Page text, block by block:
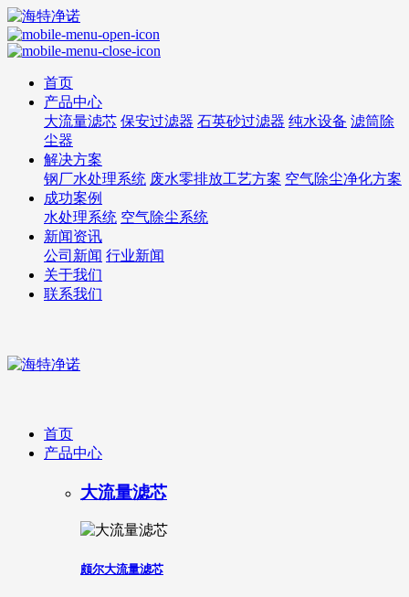
首页
产品中心
大流量滤芯 保安过滤器 石英砂过滤器 纯水设备 滤筒除
尘器
解决方案
钢厂水处理系统 废水零排放工艺方案 空气除尘净化方案
成功案例
水处理系统 空气除尘系统
新闻资讯
公司新闻 行业新闻
关于我们
联系我们
首页
产品中心
大流量滤芯
颇尔大流量滤芯